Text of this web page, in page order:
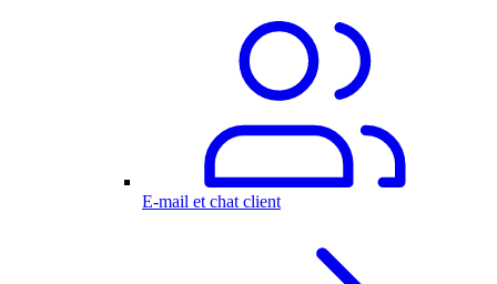
E-mail et chat client